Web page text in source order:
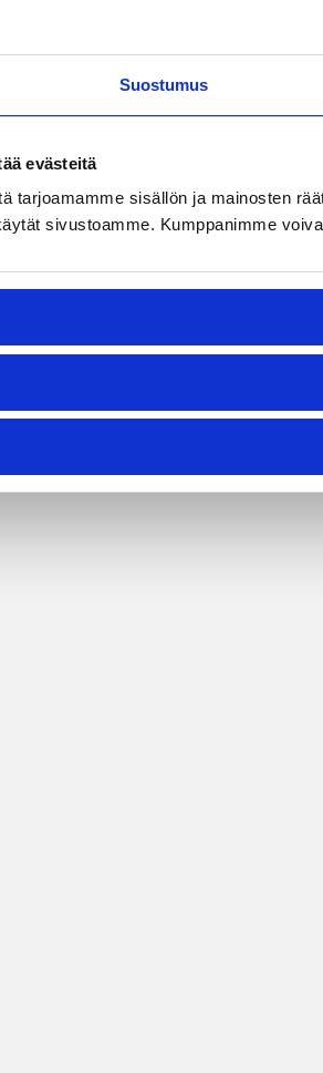
Suostumus
evästeitä
tarjoamamme sisällön ja mainosten
sivustoamme. Kumppanimme